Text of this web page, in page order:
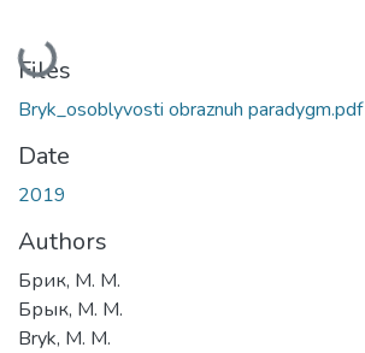
Loading...
Files
Bryk_osoblyvosti obraznuh paradygm.pdf
Date
2019
Authors
Брик, M. M.
Брык, M. M.
Bryk, M. M.